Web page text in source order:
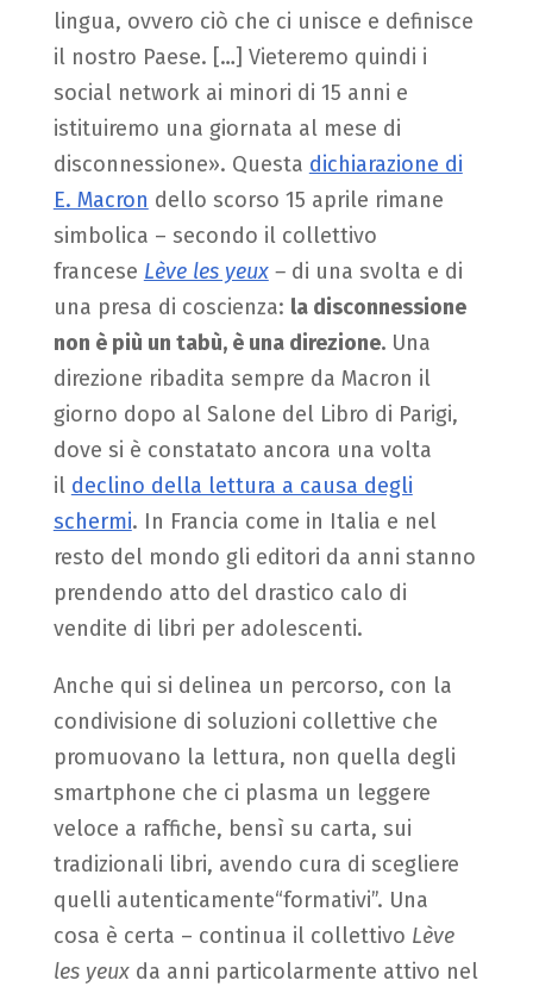
lingua, ovvero ciò che ci unisce e definisce
il nostro Paese. […] Vieteremo quindi i
social network ai minori di 15 anni e
istituiremo una giornata al mese di
disconnessione». Questa dichiarazione di
E. Macron dello scorso 15 aprile rimane
simbolica – secondo il collettivo
francese Lève les yeux– di una svolta e di
una presa di coscienza: la disconnessione
non è più un tabù, è una direzione.Una
direzione ribadita sempre da Macron il
giorno dopo al Salone del Libro di Parigi,
dove si è constatato ancora una volta
il declino della lettura a causa degli
schermi. In Francia come in Italia e nel
resto del mondo gli editori da anni stanno
prendendo atto del drastico calo di
vendite di libri per adolescenti.
Anche qui si delinea un percorso, con la
condivisione di soluzioni collettive che
promuovano la lettura, non quella degli
smartphone che ci plasma un leggere
veloce a raffiche, bensì su carta, sui
tradizionali libri, avendo cura di scegliere
quelli autenticamente“formativi”. Una
cosa è certa – continua il collettivo Lève
les yeuxda anni particolarmente attivo nel